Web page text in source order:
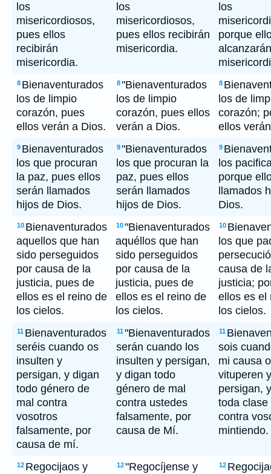
los
misericordiosos,
pues ellos
recibirán
misericordia.
los
misericordiosos,
pues ellos recibirán
misericordia.
los
porque
alcanzarán
8 Bienaventurados
los de limpio
corazón, pues
ellos verán a Dios.
8"Bienaventurados
los de limpio
corazón, pues ellos
verán a Dios.
8
los de
corazón;
ellos
9 Bienaventurados
los que procuran
la paz, pues ellos
serán llamados
hijos de Dios.
9"Bienaventurados
los que procuran la
paz, pues ellos
serán llamados
hijos de Dios.
9
los
porque
llamados
Dios.
10 Bienaventurados
aquellos que han
sido perseguidos
por causa de la
justicia, pues de
ellos es el reino de
los cielos.
10"Bienaventurados
aquéllos que han
sido perseguidos
por causa de la
justicia, pues de
ellos es el reino de
los cielos.
10
los que
causa de
justicia;
ellos es el
los cielos.
11 Bienaventurados
seréis cuando os
insulten y
persigan, y digan
todo género de
mal contra
vosotros
falsamente, por
causa de mí.
11"Bienaventurados
serán cuando los
insulten y persigan,
y digan todo
género de mal
contra ustedes
falsamente, por
causa de Mí.
11
sois
mi causa
vituperen
persigan,
toda clase
contra
mintiendo.
12 Regocijaos y
12"Regocíjense y
12